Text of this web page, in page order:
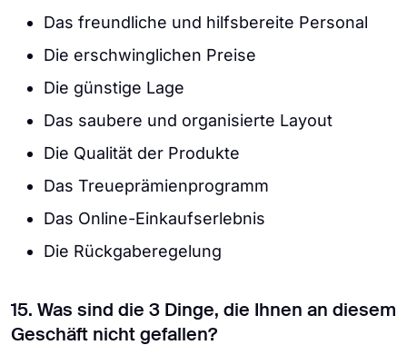
Das freundliche und hilfsbereite Personal
Die erschwinglichen Preise
Die günstige Lage
Das saubere und organisierte Layout
Die Qualität der Produkte
Das Treueprämienprogramm
Das Online-Einkaufserlebnis
Die Rückgaberegelung
15. Was sind die 3 Dinge, die Ihnen an diesem
Geschäft nicht gefallen?